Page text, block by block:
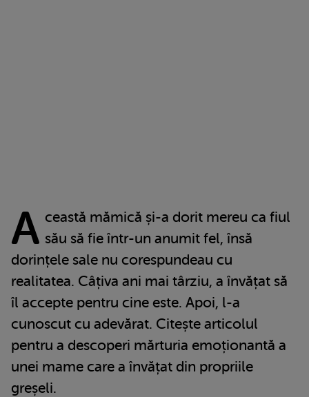
A ceastă mămică și-a dorit mereu ca fiul
său să fie într-un anumit fel, însă
dorințele sale nu corespundeau cu
realitatea. Câțiva ani mai târziu, a învățat să
îl accepte pentru cine este. Apoi, l-a
cunoscut cu adevărat. Citește articolul
pentru a descoperi mărturia emoționantă a
unei mame care a învățat din propriile
greșeli.